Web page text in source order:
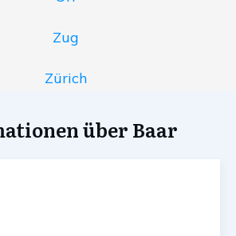
Zug
Zürich
über Baar